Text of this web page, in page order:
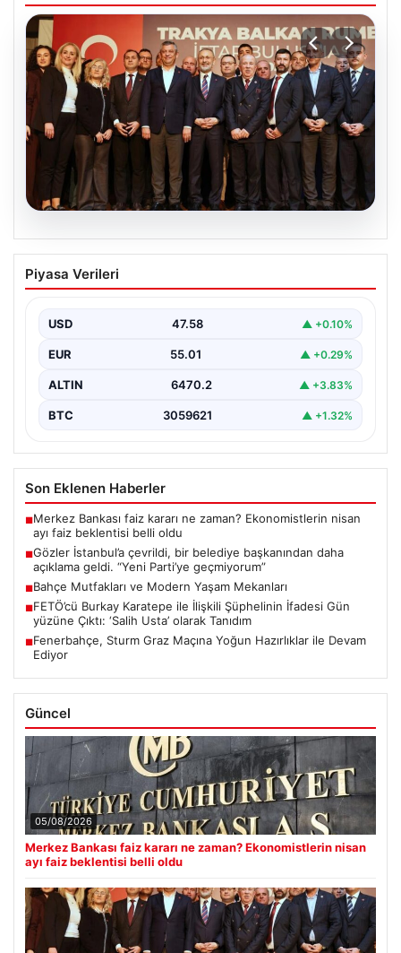
05.08.2026
Gözler İstanbul’a çevrildi, bir belediye
başkanından daha açıklama geldi. “Yeni
{"title": "İstanbul'da Siyasi Gelişmeler ve Belediye
dönemde yaşanan siyasi…
Piyasa Verileri
USD 47.58 ▲ +0.10%
EUR 55.01 ▲ +0.29%
ALTIN 6470.2 ▲ +3.83%
BTC 3059621 ▲ +1.32%
Son Eklenen Haberler
■Merkez Bankası faiz kararı ne zaman? Ekonomistlerin nisan
ayı faiz beklentisi belli oldu
■Gözler İstanbul’a çevrildi, bir belediye başkanından daha
açıklama geldi. “Yeni Parti’ye geçmiyorum”
■Bahçe Mutfakları ve Modern Yaşam Mekanları
■FETÖ’cü Burkay Karatepe ile İlişkili Şüphelinin İfadesi Gün
yüzüne Çıktı: ‘Salih Usta’ olarak Tanıdım
■Fenerbahçe, Sturm Graz Maçına Yoğun Hazırlıklar ile Devam
Ediyor
Güncel
05/08/2026
Merkez Bankası faiz kararı ne zaman? Ekonomistlerin nisan
ayı faiz beklentisi belli oldu